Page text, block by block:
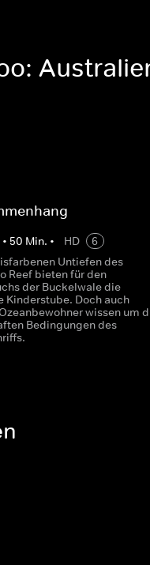
• 50 Min. • HD
6
Untiefen des
Reef bieten für den
der Buckelwale die
Kinderstube. Doch auch
wissen um
Bedingungen des